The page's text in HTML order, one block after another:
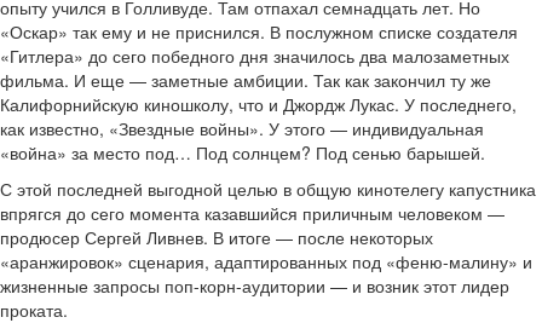
опыту учился в Голливуде. Там отпахал семнадцать лет. Но
«Оскар» так ему и не приснился. В послужном списке создателя
«Гитлера» до сего победного дня значилось два малозаметных
фильма. И еще — заметные амбиции. Так как закончил ту же
Калифорнийскую киношколу, что и Джордж Лукас. У последнего,
как известно, «Звездные войны». У этого — индивидуальная
«война» за место под… Под солнцем? Под сенью барышей.
С этой последней выгодной целью в общую кинотелегу капустника
впрягся до сего момента казавшийся приличным человеком —
продюсер Сергей Ливнев. В итоге — после некоторых
«аранжировок» сценария, адаптированных под «феню-малину» и
жизненные запросы поп-корн-аудитории — и возник этот лидер
проката.